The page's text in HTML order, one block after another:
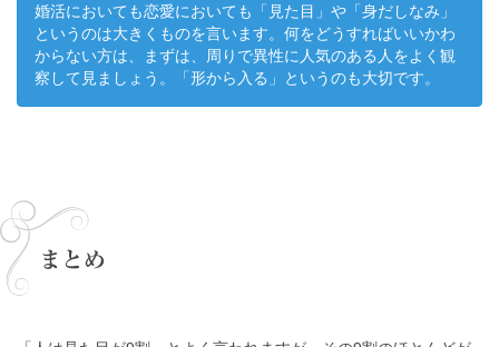
婚活においても恋愛においても「見た目」や「身だしなみ」
というのは大きくものを言います。何をどうすればいいかわ
からない方は、まずは、周りで異性に人気のある人をよく観
察して見ましょう。「形から入る」というのも大切です。
まとめ